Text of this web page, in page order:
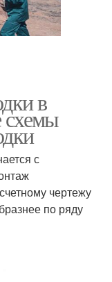
в
схемы
с
чертежу
по ряду